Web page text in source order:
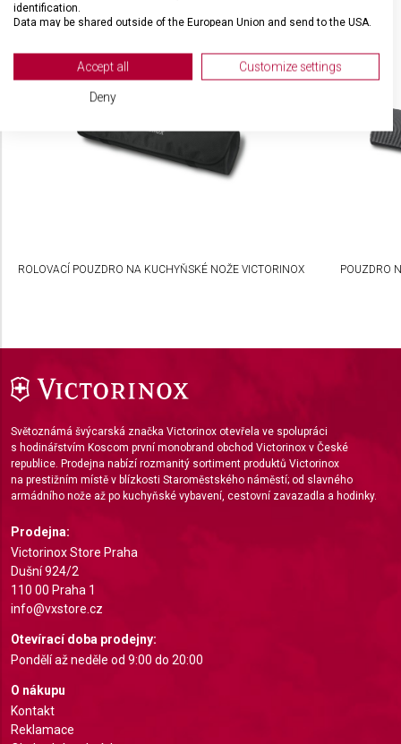
SOUVISEJÍCÍ PRODUKTY
ROLOVACÍ POUZDRO NA KUCHYŇSKÉ NOŽE VICTORINOX POUZDRO
Světoznámá švýcarská značka Victorinox otevřela ve spolupráci
s hodinářstvím Koscom první monobrand obchod Victorinox v České
republice. Prodejna nabízí rozmanitý sortiment produktů Victorinox
na prestižním místě v blízkosti Staroměstského náměstí; od slavného
armádního nože až po kuchyňské vybavení, cestovní zavazadla a hodinky.
Prodejna:
Victorinox Store Praha
Dušní 924/2
110 00 Praha 1
info@vxstore.cz
Otevírací doba prodejny:
Pondělí až neděle od 9:00 do 20:00
O nákupu
Kontakt
Reklamace
identification.
Data may be shared outside of the European Union and send to the USA.
View Partner List (2 IAB Vendors)
We use your data for the following purposes:
Store and/or access information on a device
Use limited data to select advertising
advertising
Understand audiences through statistics or
combinations of data from different sources
Develop and improve services
Use limited data to select content
IAB Special Features:
Use precise geolocation data
requested
Necessary
Performance
Accept all Customize settings
Deny